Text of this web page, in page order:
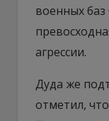
военных
агрессии.
Дуда же
отметил,